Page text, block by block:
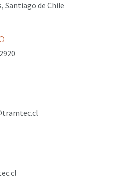
Santiago de Chile